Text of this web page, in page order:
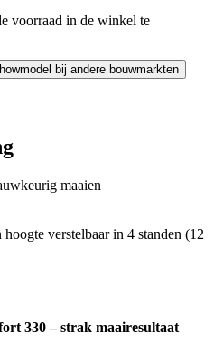
voorraad in de winkel te
bij andere bouwmarkten
maaien
verstelbaar in 4 standen (12
330 – strak maairesultaat